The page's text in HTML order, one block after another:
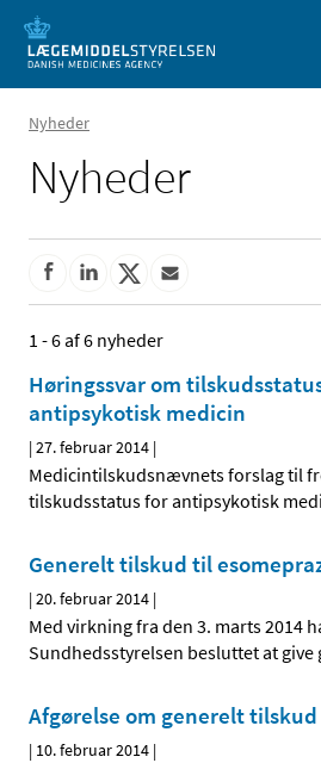
Nyheder
Nyheder
1 - 6 af 6 nyheder
Høringssvar om
antipsykotisk medicin
|27. februar 2014 |
Medicintilskudsnævnets forslag til
tilskudsstatus for antipsykotisk
Generelt tilskud til
|20. februar 2014 |
Med virkning fra den 3. marts 2014
Sundhedsstyrelsen besluttet at
Afgørelse om generelt
| 10. februar 2014 |